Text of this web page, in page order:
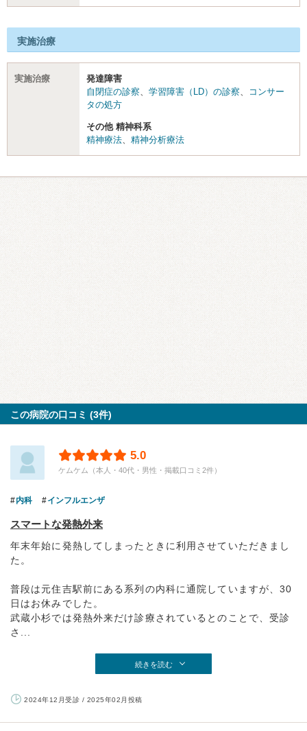
実施治療
実施治療
発達障害
自閉症の診察
学習障害（LD）の診察
コンサー
タの処方
その他 精神科系
精神療法
精神分析療法
この病院の口コミ (3件)
5.0
ケムケム（本人・40代・男性・掲載口コミ2件）
内科 インフルエンザ
スマートな発熱外来
年末年始に発熱してしまったときに利用させていただきまし
た。
普段は元住吉駅前にある系列の内科に通院していますが、30
日はお休みでした。
武蔵小杉では発熱外来だけ診療されているとのことで、受診
さ...
続きを読む
2024年12月受診 / 2025年02月投稿